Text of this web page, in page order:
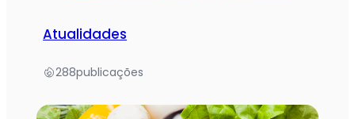
Atualidades
288publicações